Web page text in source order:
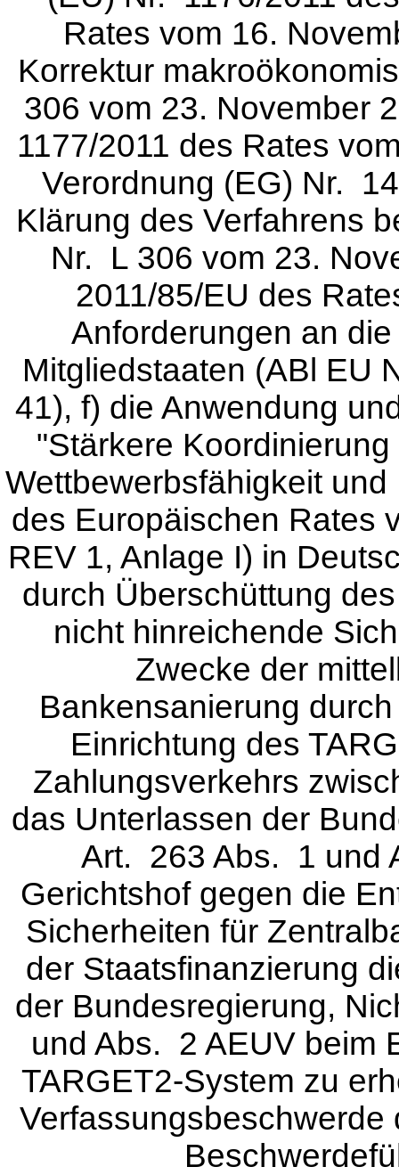
Rates vom 16.
Korrektur
306 vom 23. November
1177/2011 des Rates
Verordnung (EG) Nr.
Klärung des Verfahrens
Nr. L 306 vom 23.
2011/85/EU des
Anforderungen an
Mitgliedstaaten (ABl EU
41), f) die Anwendung
"Stärkere
Wettbewerbsfähigkeit
des Europäischen Rates
REV 1, Anlage I) in
durch Überschüttung
nicht hinreichende
Zwecke der
Bankensanierung
Einrichtung des
Zahlungsverkehrs
das Unterlassen der
Art. 263 Abs. 1 und
Gerichtshof gegen die
Sicherheiten für
der Staatsfinanzierung
der Bundesregierung,
und Abs. 2 AEUV beim
TARGET2-System zu
Verfassungsbeschwerde